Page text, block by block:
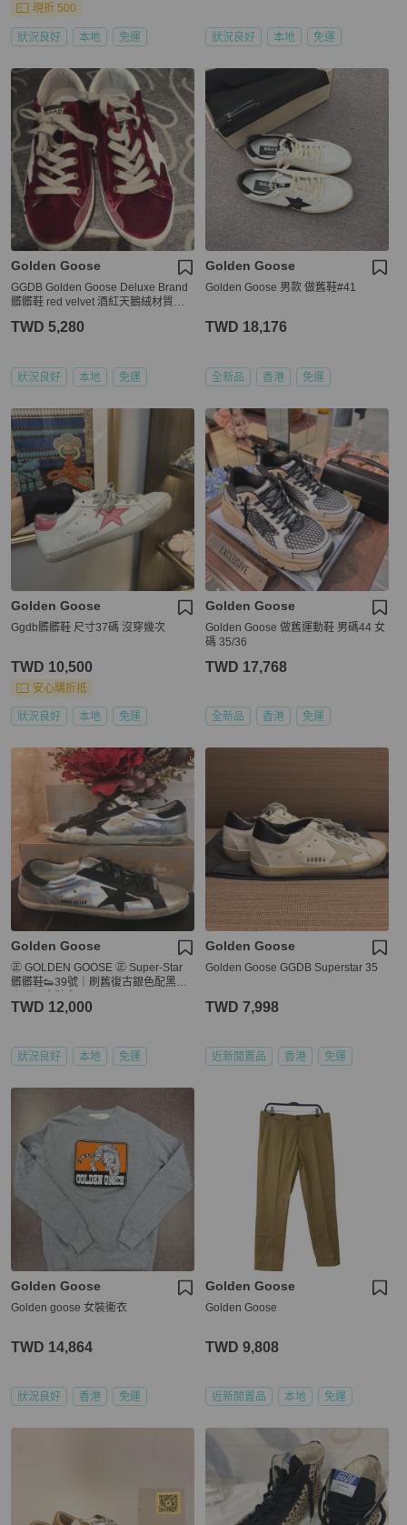
現折 500
狀況良好 本地 免運 狀況良好 本地 免運
Golden Goose
GGDB Golden Goose Deluxe Brand
髒髒鞋 red velvet 酒紅天鵝絨材質
TWD 5,280
狀況良好 本地 免運
Golden Goose
Golden Goose 男款 做舊鞋#41
TWD 18,176
全新品 香港 免運
Golden Goose
Ggdb髒髒鞋 尺寸37碼 沒穿幾次
TWD 10,500
安心購折抵
狀況良好 本地 免運
Golden Goose
Golden Goose 做舊運動鞋 男碼44 女
碼 35/36
TWD 17,768
全新品 香港 免運
Golden Goose
㊣ GOLDEN GOOSE ㊣ Super-Star
髒髒鞋👟39號｜刷舊復古銀色配黑色
TWD 12,000
狀況良好 本地 免運
Golden Goose
Golden Goose GGDB Superstar 35
TWD 7,998
近新閒置品 香港 免運
Golden Goose
Golden goose 女裝衞衣
TWD 14,864
狀況良好 香港 免運
Golden Goose
Golden Goose
TWD 9,808
近新閒置品 本地 免運